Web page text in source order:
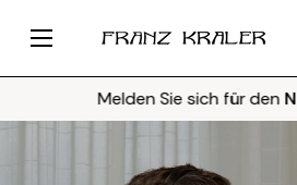
Melden Sie sich für denNewsletter